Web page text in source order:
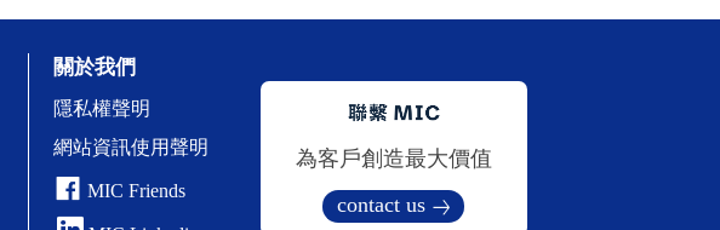
關於我們
隱私權聲明
網站資訊使用聲明
MIC Friends
為客戶創造最大價值
contact us